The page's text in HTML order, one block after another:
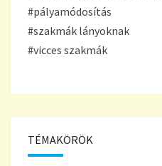
#pályamódosítás
#szakmák lányoknak
#vicces szakmák
TÉMAKÖRÖK